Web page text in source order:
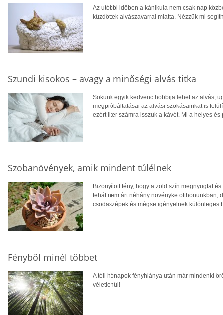
Az utóbbi időben a kánikula nem csak nap
küzdöttek alvászavarral miatta. Nézzük mi
Szundi kisokos – avagy a minőségi alvás titka
Sokunk egyik kedvenc hobbija lehet az alvás,
megpróbáltatásai az alvási szokásainkat is
ezért liter számra isszuk a kávét. Mi a helyes és
Szobanövények, amik mindent túlélnek
Bizonyított tény, hogy a zöld szín megnyugtat
tehát nem árt néhány növényke otthonunkban,
csodaszépek és mégse igényelnek különleges
Fényből minél többet
A téli hónapok fényhiánya után már mindenki
véletlenül!